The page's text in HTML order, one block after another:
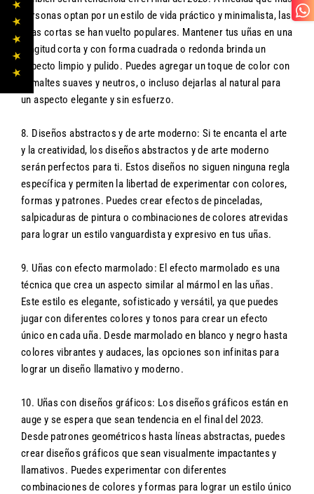
personas optan por un estilo de vida práctico y minimalista, las
uñas cortas se han vuelto populares. Mantener tus uñas en una
longitud corta y con forma cuadrada o redonda brinda un
aspecto limpio y pulido. Puedes agregar un toque de color con
esmaltes suaves y neutros, o incluso dejarlas al natural para
un aspecto elegante y sin esfuerzo.
8. Diseños abstractos y de arte moderno: Si te encanta el arte
y la creatividad, los diseños abstractos y de arte moderno
serán perfectos para ti. Estos diseños no siguen ninguna regla
específica y permiten la libertad de experimentar con colores,
formas y patrones. Puedes crear efectos de pinceladas,
salpicaduras de pintura o combinaciones de colores atrevidas
para lograr un estilo vanguardista y expresivo en tus uñas.
9. Uñas con efecto marmolado: El efecto marmolado es una
técnica que crea un aspecto similar al mármol en las uñas.
Este estilo es elegante, sofisticado y versátil, ya que puedes
jugar con diferentes colores y tonos para crear un efecto
único en cada uña. Desde marmolado en blanco y negro hasta
colores vibrantes y audaces, las opciones son infinitas para
lograr un diseño llamativo y moderno.
10. Uñas con diseños gráficos: Los diseños gráficos están en
auge y se espera que sean tendencia en el final del 2023.
Desde patrones geométricos hasta líneas abstractas, puedes
crear diseños gráficos que sean visualmente impactantes y
llamativos. Puedes experimentar con diferentes
combinaciones de colores y formas para lograr un estilo único
★ ★ ★ ★ ★